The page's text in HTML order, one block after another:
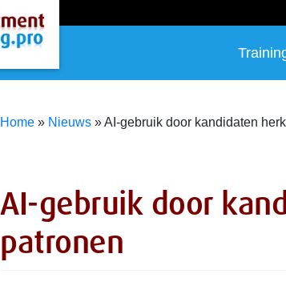
Home » Nieuws »AI-gebruik door kandidaten
AI-gebruik door
patronen